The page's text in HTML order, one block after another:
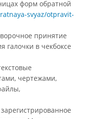
форм обратной
svyaz/otpravit-
принятие
галочки в чекбоксе
чертежами,